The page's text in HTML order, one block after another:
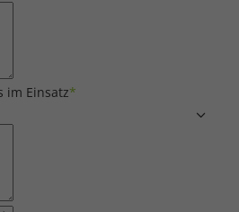
im Einsatz*